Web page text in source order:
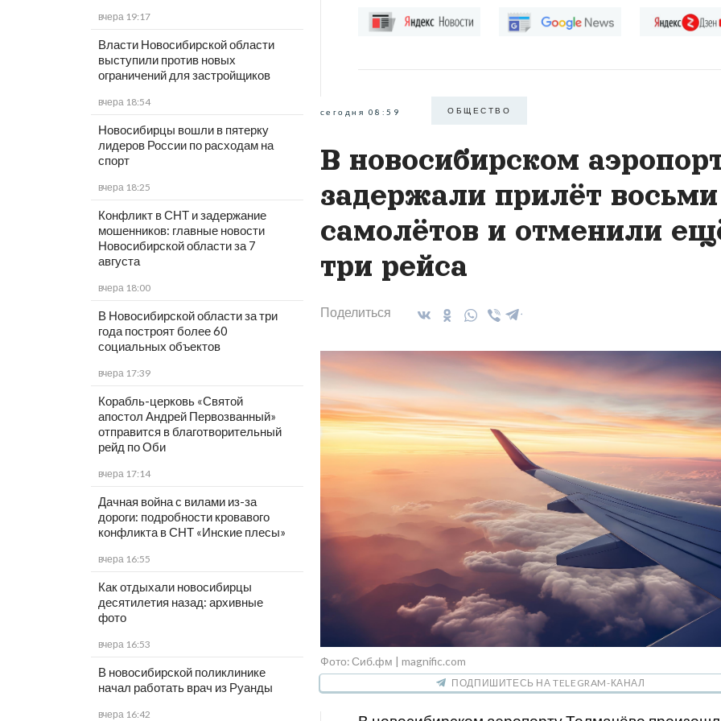
вчера 19:17
Власти Новосибирской области
выступили против новых
ограничений для застройщиков
вчера 18:54
Новосибирцы вошли в пятерку
лидеров России по расходам на
спорт
вчера 18:25
Конфликт в СНТ и задержание
мошенников: главные новости
Новосибирской области за 7
августа
вчера 18:00
В Новосибирской области за три
года построят более 60
социальных объектов
вчера 17:39
Корабль-церковь «Святой
апостол Андрей Первозванный»
отправится в благотворительный
рейд по Оби
вчера 17:14
Дачная война с вилами из-за
дороги: подробности кровавого
конфликта в СНТ «Инские плесы»
вчера 16:55
Как отдыхали новосибирцы
десятилетия назад: архивные
фото
вчера 16:53
В новосибирской поликлинике
начал работать врач из Руанды
вчера 16:42
сегодня 08:59 ОБЩЕСТВО
В новосибирском
задержали прилёт восьми
самолётов и отменили
три рейса
Поделиться
Фото: Сиб.фм | magnific.com
ПОДПИШИТЕСЬ НА TELEGRAM-КАНАЛ